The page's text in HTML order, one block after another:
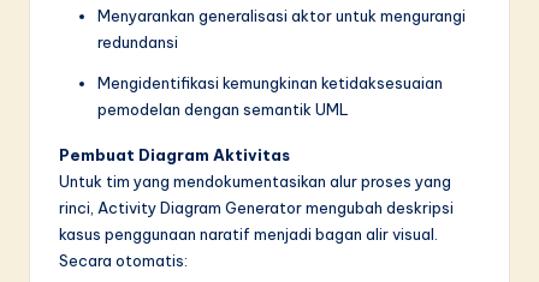
Menyarankan generalisasi aktor untuk mengurangi
redundansi
Mengidentifikasi kemungkinan ketidaksesuaian
pemodelan dengan semantik UML
Pembuat Diagram Aktivitas
Untuk tim yang mendokumentasikan alur proses yang
rinci, Activity Diagram Generator mengubah deskripsi
kasus penggunaan naratif menjadi bagan alir visual.
Secara otomatis: